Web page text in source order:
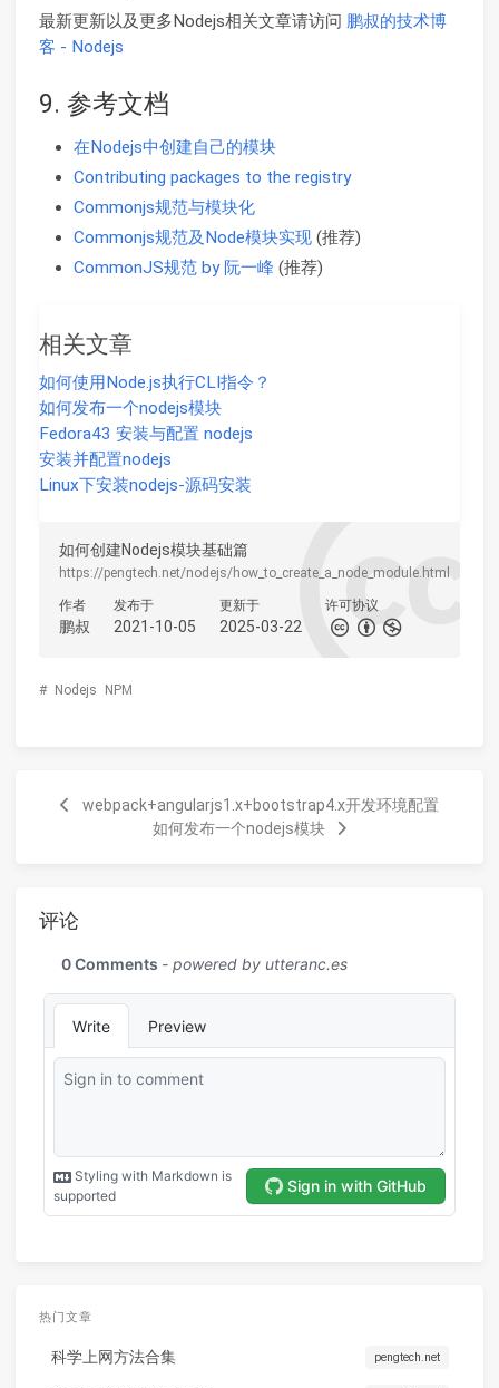
最新更新以及更多Nodejs相关文章请访问 鹏叔的技术博
客 - Nodejs
9. 参考文档
在Nodejs中创建自己的模块
Contributing packages to the registry
Commonjs规范与模块化
Commonjs规范及Node模块实现(推荐)
CommonJS规范 by 阮一峰 (推荐)
相关文章
如何使用Node.js执行CLI指令？
如何发布一个nodejs模块
Fedora43 安装与配置 nodejs
安装并配置nodejs
Linux下安装nodejs-源码安装
如何创建Nodejs模块基础篇
https://pengtech.net/nodejs/how_to_create_a_node_module.html
作者
鹏叔
发布于
2021-10-05
更新于
2025-03-22
许可协议
# Nodejs NPM
webpack+angularjs1.x+bootstrap4.x开发环境配置
如何发布一个nodejs模块
评论
热门文章
科学上网方法合集 pengtech.net